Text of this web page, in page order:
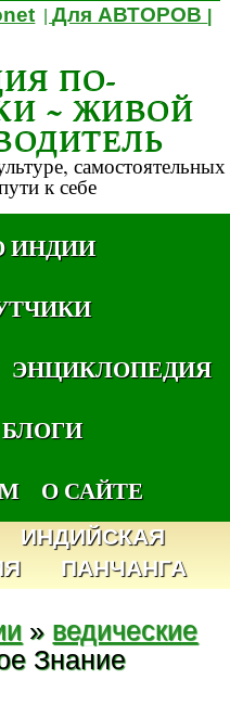
|Для АВТОРОВ
ПО-
~ ЖИВОЙ
самостоятельных
к себе
ИНДИИ
ЭНЦИКЛОПЕДИЯ
БЛОГИ
О САЙТЕ
ИНДИЙСКАЯ
ПАНЧАНГА
» ведические
Знание